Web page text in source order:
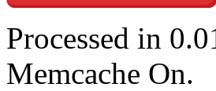
Processed in
Memcache On.